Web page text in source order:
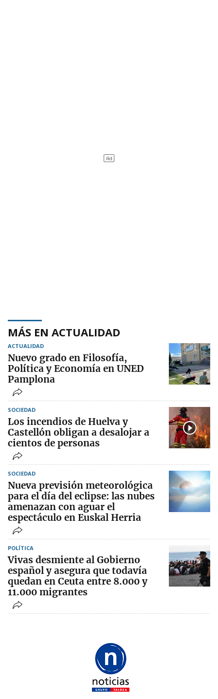
MÁS EN ACTUALIDAD
ACTUALIDAD
Nuevo grado en Filosofía,
Política y Economía en UNED
Pamplona
SOCIEDAD
Los incendios de Huelva y
Castellón obligan a desalojar a
cientos de personas
SOCIEDAD
Nueva previsión meteorológica
para el día del eclipse: las nubes
amenazan con aguar el
espectáculo en Euskal Herria
POLÍTICA
Vivas desmiente al Gobierno
español y asegura que todavía
quedan en Ceuta entre 8.000 y
11.000 migrantes